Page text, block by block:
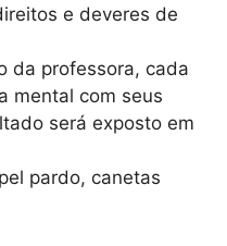
e deveres de
da professora, cada
mental com seus
será exposto em
pardo, canetas